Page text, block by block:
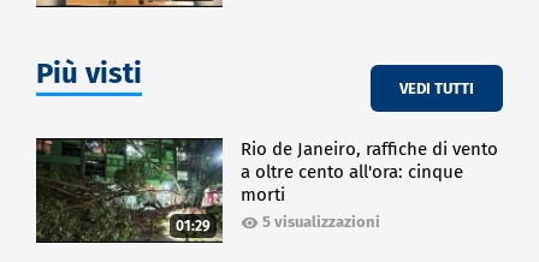
Più visti VEDI TUTTI
01:29
Rio de Janeiro, raffiche di vento
a oltre cento all'ora: cinque
morti
5 visualizzazioni